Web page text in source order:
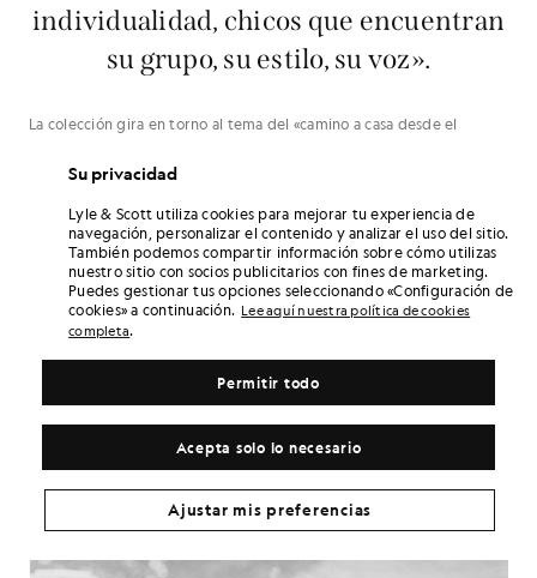
individualidad, chicos que encuentran
su grupo, su estilo, su voz».
La colección gira en torno al tema del «camino a casa desde el
se dan los primeros besos torpes y el estilo empieza a tomar forma.
pones tu chaqueta favorita y, de repente, te conviertes en otra
persona.
También hay paralelismos con el fútbol. Salir del estadio es muy
parecido a salir del colegio. Los colores de tu equipo sustituyen a la
corbata. Tus cánticos se convierten en tu voz. Tanto adultos como
niños se ven envueltos en la misma ola de libertad, liberándose del
A lo largo de 14 piezas, la colección Lyle & Scott Diadora se inspira
en ambos archivos. Chándales completos en azul marino y burdeos.
Sudaderas con cremallera de tres cuartos y llamativos gráficos en el
pecho. Camisetas y sudaderas con iconografía de ambas marcas. Y
cuatro pares de zapatillas destacadas que rinden homenaje al estilo
urbano de los 90 y a la ropa de grada.
Su privacidad
Lyle & Scott utiliza cookies para mejorar tu experiencia de
navegación, personalizar el contenido y analizar el uso del sitio.
También podemos compartir información sobre cómo utilizas
nuestro sitio con socios publicitarios con fines de marketing.
Puedes gestionar tus opciones seleccionando «Configuración de
cookies» a continuación. Lee aquí nuestra política de cookies
completa.
Acepta solo lo necesario
Permitir todo
Ajustar mis preferencias